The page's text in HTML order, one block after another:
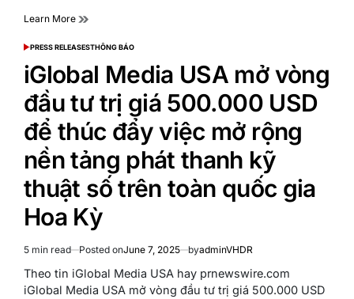
Learn More
POSTED
PRESS RELEASESTHÔNG BÁO
iGlobal Media USA mở vòng
đầu tư trị giá 500.000 USD
để thúc đẩy việc mở rộng
nền tảng phát thanh kỹ
thuật số trên toàn quốc gia
Hoa Kỳ
Estimated
read
time
5 min read Posted onJune 7, 2025 byadminVHDR
Theo tin iGlobal Media USA hay prnewswire.com
iGlobal Media USA mở vòng đầu tư trị giá 500.000 USD